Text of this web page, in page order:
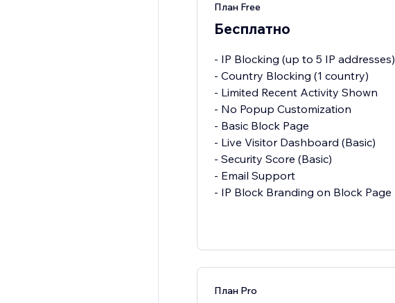
План Free
Бесплатно
- IP Blocking (up to 5 IP addresses)
- Country Blocking (1 country)
- Limited Recent Activity Shown
- No Popup Customization
- Basic Block Page
- Live Visitor Dashboard (Basic)
- Security Score (Basic)
- Email Support
- IP Block Branding on Block Page
План Pro